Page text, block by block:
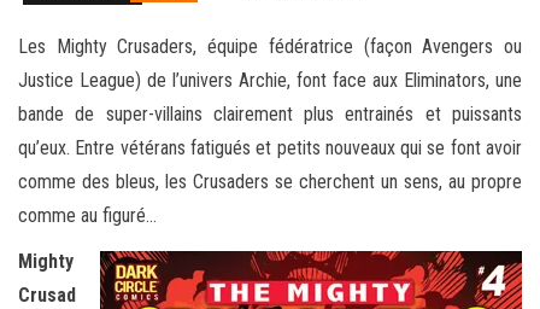
Les Mighty Crusaders, équipe fédératrice (façon Avengers ou
Justice League) de l’univers Archie, font face aux Eliminators, une
bande de super-villains clairement plus entrainés et puissants
qu’eux. Entre vétérans fatigués et petits nouveaux qui se font avoir
comme des bleus, les Crusaders se cherchent un sens, au propre
comme au figuré…
Mighty
Crusad